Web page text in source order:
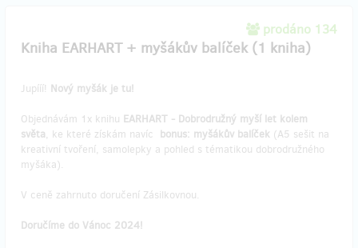
prodáno 134
Kniha EARHART + myšákův balíček (1 kniha)
Jupííí! Nový myšák je tu!
Objednávám 1x knihu EARHART - Dobrodružný myší let kolem
světa, ke které získám navíc bonus: myšákův balíček (A5 sešit na
kreativní tvoření, samolepky a pohled s tématikou dobrodružného
myšáka).
V ceně zahrnuto doručení Zásilkovnou.
Doručíme do Vánoc 2024!